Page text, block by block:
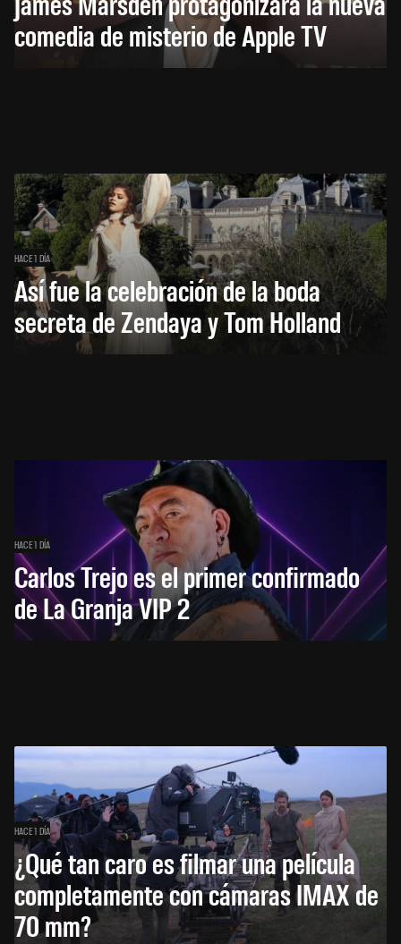
comedia de misterio de Apple TV
HACE 1 DÍA
Así fue la celebración de la boda
secreta de Zendaya y Tom Holland
HACE 1 DÍA
Carlos Trejo es el primer confirmado
de La Granja VIP 2
HACE 1 DÍA
¿Qué tan caro es filmar una película
completamente con cámaras IMAX de
70 mm?